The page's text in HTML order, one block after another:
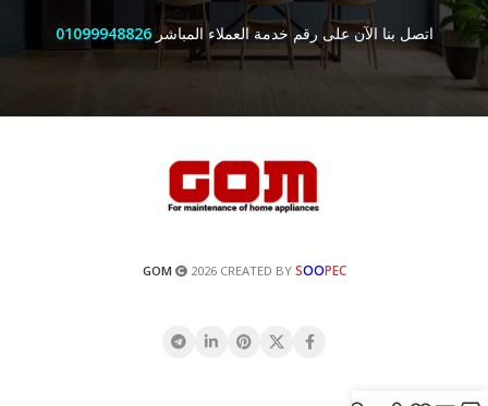
اتصل بنا الآن على رقم خدمة العملاء المباشر 01099948826
GOM 2026 CREATED BY SOOPEC